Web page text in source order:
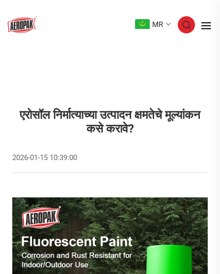
MR
एरोसॉल निर्मात्याच्या उत्पादन क्षमतेचे मूल्यांकन
कसे करावे?
2026-01-15 10:39:00